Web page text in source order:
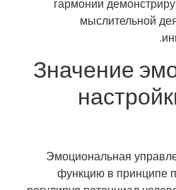
мыслительной
Значение
Эмоциональная
функцию в принципе